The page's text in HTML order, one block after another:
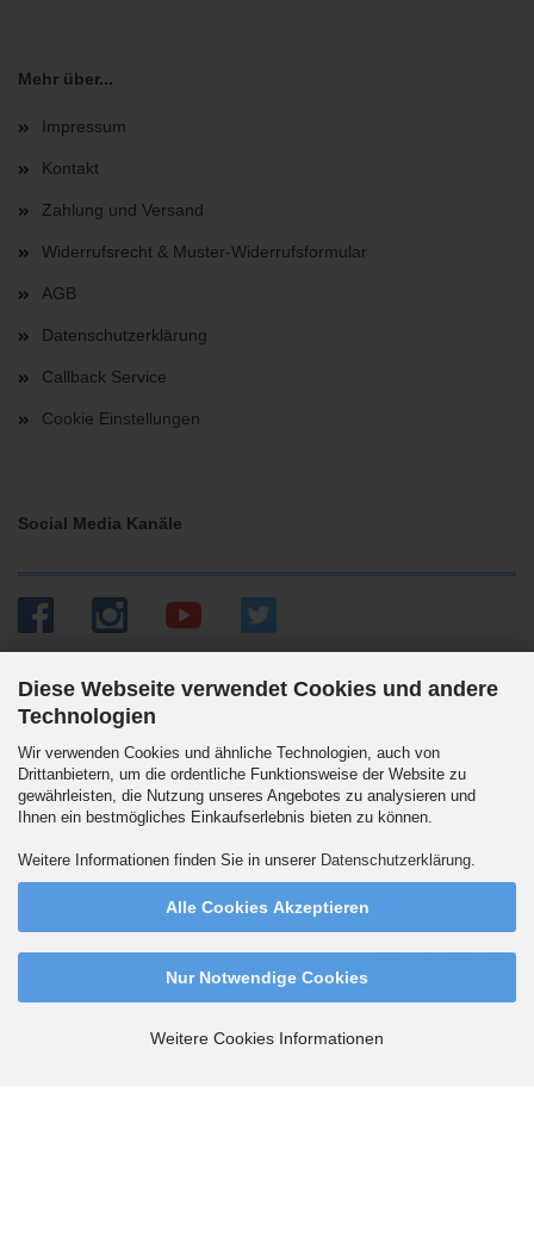
Diese Webseite verwendet Cookies und andere
Technologien
Wir verwenden Cookies und ähnliche Technologien, auch von
Drittanbietern, um die ordentliche Funktionsweise der Website zu
gewährleisten, die Nutzung unseres Angebotes zu analysieren und
Ihnen ein bestmögliches Einkaufserlebnis bieten zu können.
Weitere Informationen finden Sie in unserer Datenschutzerklärung
Alle Cookies Akzeptieren
Nur Notwendige Cookies
Weitere Cookies Informationen
Mehr über...
Impressum
Kontakt
Zahlung und Versand
Widerrufsrecht & Muster-Widerrufsformular
AGB
Datenschutzerklärung
Callback Service
Cookie Einstellungen
Social Media Kanäle
Versandpartner
Wir versenden auch an Packstationen. DHL Standard 5.90 Euro innerhalb
Vertrag widerrufen